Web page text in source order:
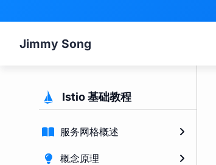
Jimmy Song
Istio 基础教程
服务网格概述
概念原理